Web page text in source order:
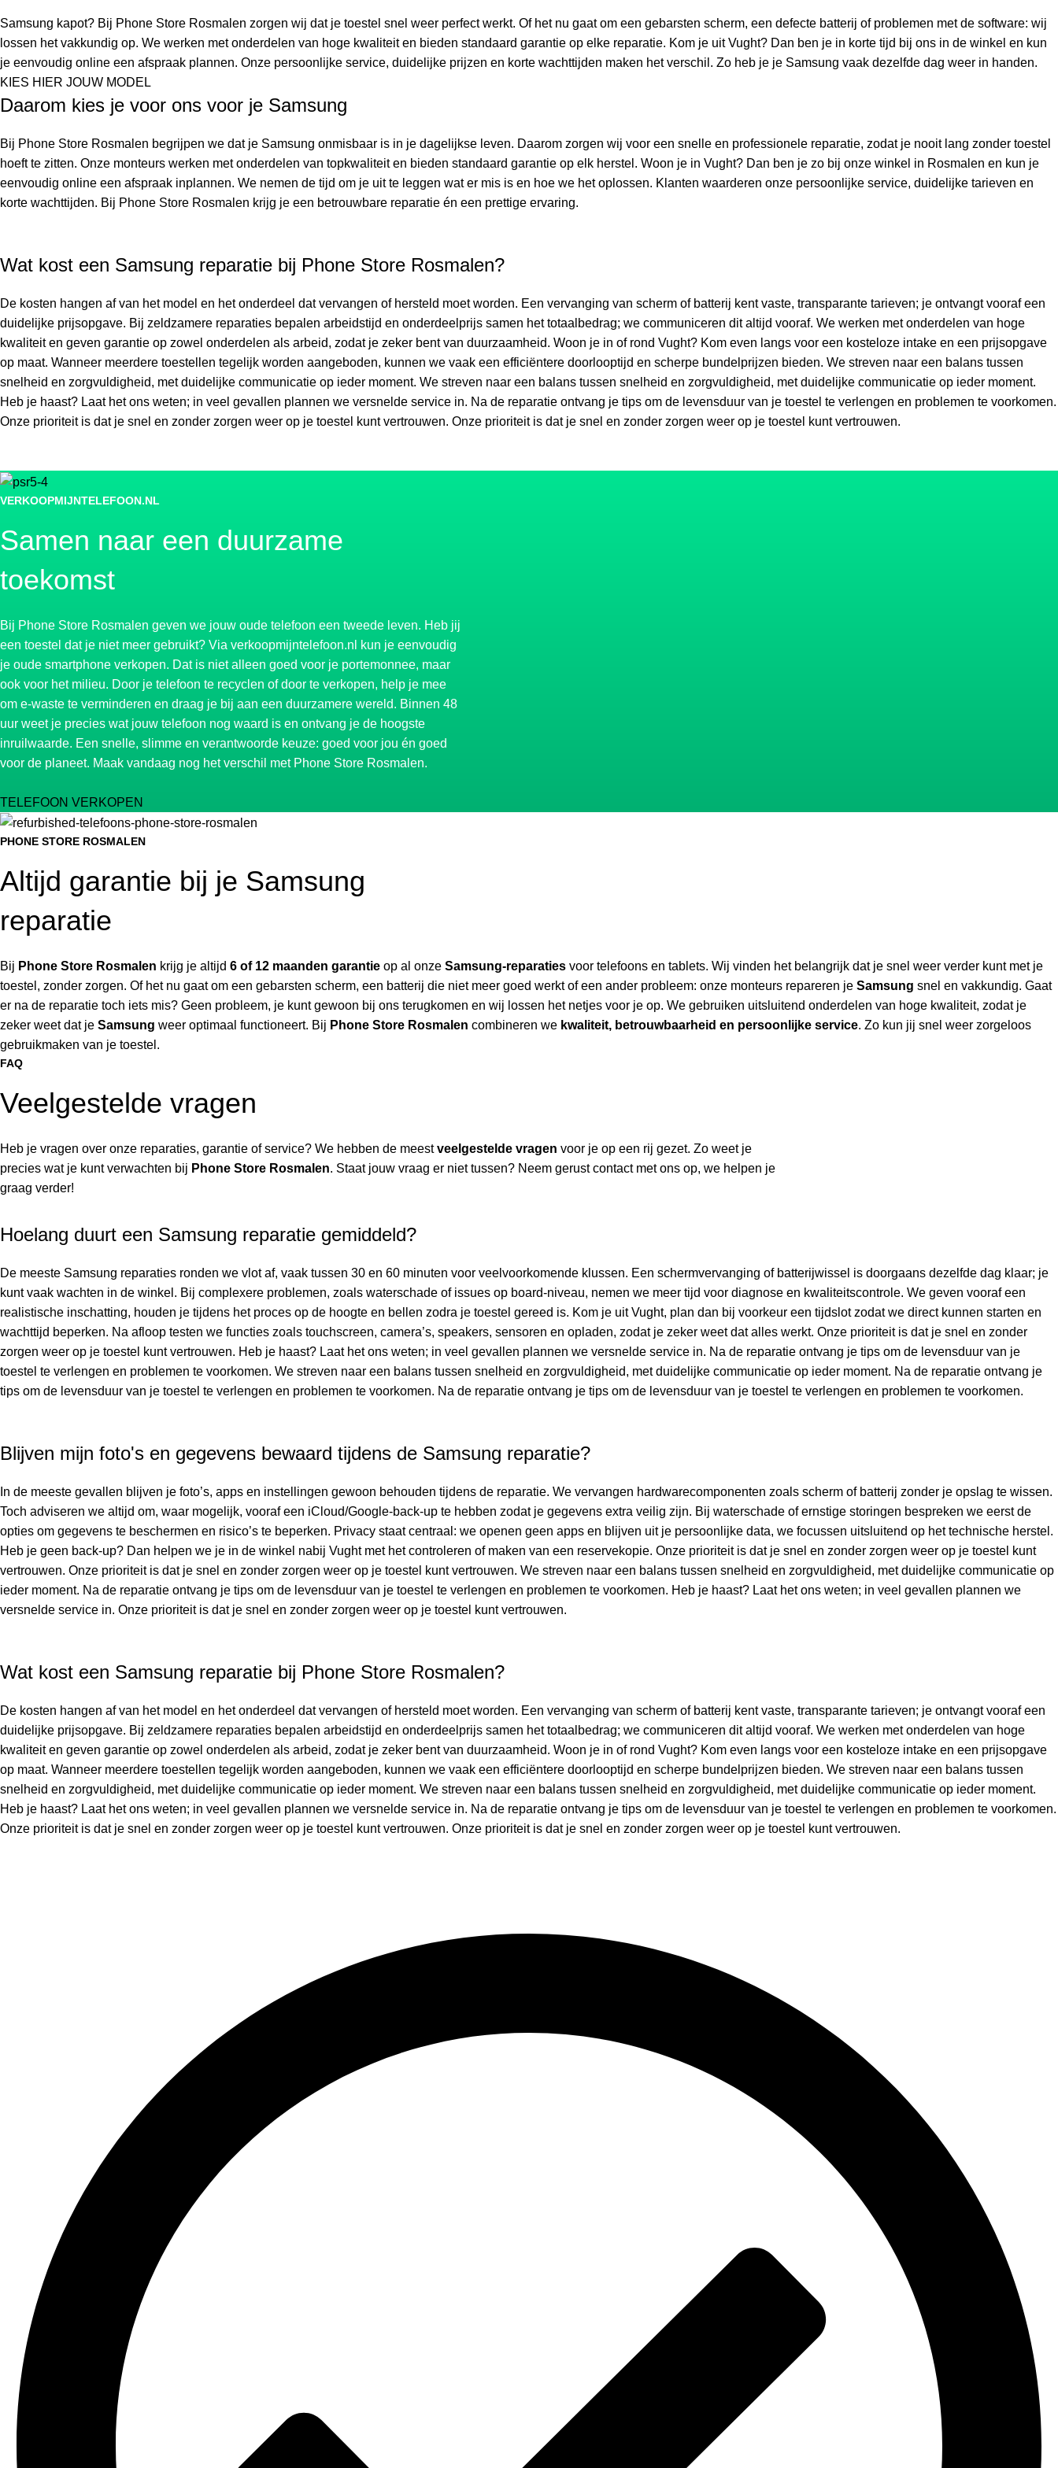
Samsung kapot? Bij Phone Store Rosmalen zorgen wij dat je toestel snel weer perfect werkt. Of het nu gaat om een gebarsten scherm, een defecte batterij of problemen met de software: wij
lossen het vakkundig op. We werken met onderdelen van hoge kwaliteit en bieden standaard garantie op elke reparatie. Kom je uit Vught? Dan ben je in korte tijd bij ons in de winkel en kun
je eenvoudig online een afspraak plannen. Onze persoonlijke service, duidelijke prijzen en korte wachttijden maken het verschil. Zo heb je je Samsung vaak dezelfde dag weer in handen.
KIES HIER JOUW MODEL
Daarom kies je voor ons voor je Samsung
Bij Phone Store Rosmalen begrijpen we dat je Samsung onmisbaar is in je dagelijkse leven. Daarom zorgen wij voor een snelle en professionele reparatie, zodat je nooit lang zonder toestel
hoeft te zitten. Onze monteurs werken met onderdelen van topkwaliteit en bieden standaard garantie op elk herstel. Woon je in Vught? Dan ben je zo bij onze winkel in Rosmalen en kun je
eenvoudig online een afspraak inplannen. We nemen de tijd om je uit te leggen wat er mis is en hoe we het oplossen. Klanten waarderen onze persoonlijke service, duidelijke tarieven en
korte wachttijden. Bij Phone Store Rosmalen krijg je een betrouwbare reparatie én een prettige ervaring.
Wat kost een Samsung reparatie bij Phone Store Rosmalen?
De kosten hangen af van het model en het onderdeel dat vervangen of hersteld moet worden. Een vervanging van scherm of batterij kent vaste, transparante tarieven; je ontvangt vooraf een
duidelijke prijsopgave. Bij zeldzamere reparaties bepalen arbeidstijd en onderdeelprijs samen het totaalbedrag; we communiceren dit altijd vooraf. We werken met onderdelen van hoge
kwaliteit en geven garantie op zowel onderdelen als arbeid, zodat je zeker bent van duurzaamheid. Woon je in of rond Vught? Kom even langs voor een kosteloze intake en een prijsopgave
op maat. Wanneer meerdere toestellen tegelijk worden aangeboden, kunnen we vaak een efficiëntere doorlooptijd en scherpe bundelprijzen bieden. We streven naar een balans tussen
snelheid en zorgvuldigheid, met duidelijke communicatie op ieder moment. We streven naar een balans tussen snelheid en zorgvuldigheid, met duidelijke communicatie op ieder moment.
Heb je haast? Laat het ons weten; in veel gevallen plannen we versnelde service in. Na de reparatie ontvang je tips om de levensduur van je toestel te verlengen en problemen te voorkomen.
Onze prioriteit is dat je snel en zonder zorgen weer op je toestel kunt vertrouwen. Onze prioriteit is dat je snel en zonder zorgen weer op je toestel kunt vertrouwen.
VERKOOPMIJNTELEFOON.NL
Samen naar een duurzame
toekomst
Bij Phone Store Rosmalen geven we jouw oude telefoon een tweede leven. Heb jij
een toestel dat je niet meer gebruikt? Via verkoopmijntelefoon.nl
kun je eenvoudig
je oude smartphone verkopen. Dat is niet alleen goed voor je portemonnee, maar
ook voor het milieu. Door je telefoon te recyclen of door te verkopen, help je mee
om e-waste te verminderen en draag je bij aan een duurzamere wereld. Binnen 48
uur weet je precies wat jouw telefoon nog waard is en ontvang je de hoogste
inruilwaarde. Een snelle, slimme en verantwoorde keuze: goed voor jou én goed
voor de planeet. Maak vandaag nog het verschil met Phone Store Rosmalen.
TELEFOON VERKOPEN
PHONE STORE ROSMALEN
Altijd garantie bij je Samsung
reparatie
Bij Phone Store Rosmalen krijg je altijd 6 of 12 maanden garantie op al onze Samsung-reparaties voor telefoons en tablets. Wij vinden het belangrijk dat je snel weer verder kunt met je
toestel, zonder zorgen. Of het nu gaat om een gebarsten scherm, een batterij die niet meer goed werkt of een ander probleem: onze monteurs repareren je Samsung snel en vakkundig. Gaat
er na de reparatie toch iets mis? Geen probleem, je kunt gewoon bij ons terugkomen en wij lossen het netjes voor je op. We gebruiken uitsluitend onderdelen van hoge kwaliteit, zodat je
zeker weet dat je Samsung weer optimaal functioneert. Bij Phone Store Rosmalen combineren we kwaliteit, betrouwbaarheid en persoonlijke service. Zo kun jij snel weer zorgeloos
gebruikmaken van je toestel.
FAQ
Veelgestelde vragen
Heb je vragen over onze reparaties, garantie of service? We hebben de meestveelgestelde vragen voor je op een rij gezet. Zo weet je
precies wat je kunt verwachten bij Phone Store Rosmalen. Staat jouw vraag er niet tussen? Neem gerust contact met ons op, we helpen je
graag verder!
Hoelang duurt een Samsung reparatie gemiddeld?
De meeste Samsung reparaties ronden we vlot af, vaak tussen 30 en 60 minuten voor veelvoorkomende klussen. Een schermvervanging of batterijwissel is doorgaans dezelfde dag klaar; je
kunt vaak wachten in de winkel. Bij complexere problemen, zoals waterschade of issues op board-niveau, nemen we meer tijd voor diagnose en kwaliteitscontrole. We geven vooraf een
realistische inschatting, houden je tijdens het proces op de hoogte en bellen zodra je toestel gereed is. Kom je uit Vught, plan dan bij voorkeur een tijdslot zodat we direct kunnen starten en
wachttijd beperken. Na afloop testen we functies zoals touchscreen, camera’s, speakers, sensoren en opladen, zodat je zeker weet dat alles werkt. Onze prioriteit is dat je snel en zonder
zorgen weer op je toestel kunt vertrouwen. Heb je haast? Laat het ons weten; in veel gevallen plannen we versnelde service in. Na de reparatie ontvang je tips om de levensduur van je
toestel te verlengen en problemen te voorkomen. We streven naar een balans tussen snelheid en zorgvuldigheid, met duidelijke communicatie op ieder moment. Na de reparatie ontvang je
tips om de levensduur van je toestel te verlengen en problemen te voorkomen. Na de reparatie ontvang je tips om de levensduur van je toestel te verlengen en problemen te voorkomen.
Blijven mijn foto's en gegevens bewaard tijdens de Samsung reparatie?
In de meeste gevallen blijven je foto’s, apps en instellingen gewoon behouden tijdens de reparatie. We vervangen hardwarecomponenten zoals scherm of batterij zonder je opslag te wissen.
Toch adviseren we altijd om, waar mogelijk, vooraf een iCloud/Google-back-up te hebben zodat je gegevens extra veilig zijn. Bij waterschade of ernstige storingen bespreken we eerst de
opties om gegevens te beschermen en risico’s te beperken. Privacy staat centraal: we openen geen apps en blijven uit je persoonlijke data, we focussen uitsluitend op het technische herstel.
Heb je geen back-up? Dan helpen we je in de winkel nabij Vught met het controleren of maken van een reservekopie. Onze prioriteit is dat je snel en zonder zorgen weer op je toestel kunt
vertrouwen. Onze prioriteit is dat je snel en zonder zorgen weer op je toestel kunt vertrouwen. We streven naar een balans tussen snelheid en zorgvuldigheid, met duidelijke communicatie op
ieder moment. Na de reparatie ontvang je tips om de levensduur van je toestel te verlengen en problemen te voorkomen. Heb je haast? Laat het ons weten; in veel gevallen plannen we
versnelde service in. Onze prioriteit is dat je snel en zonder zorgen weer op je toestel kunt vertrouwen.
Wat kost een Samsung reparatie bij Phone Store Rosmalen?
De kosten hangen af van het model en het onderdeel dat vervangen of hersteld moet worden. Een vervanging van scherm of batterij kent vaste, transparante tarieven; je ontvangt vooraf een
duidelijke prijsopgave. Bij zeldzamere reparaties bepalen arbeidstijd en onderdeelprijs samen het totaalbedrag; we communiceren dit altijd vooraf. We werken met onderdelen van hoge
kwaliteit en geven garantie op zowel onderdelen als arbeid, zodat je zeker bent van duurzaamheid. Woon je in of rond Vught? Kom even langs voor een kosteloze intake en een prijsopgave
op maat. Wanneer meerdere toestellen tegelijk worden aangeboden, kunnen we vaak een efficiëntere doorlooptijd en scherpe bundelprijzen bieden. We streven naar een balans tussen
snelheid en zorgvuldigheid, met duidelijke communicatie op ieder moment. We streven naar een balans tussen snelheid en zorgvuldigheid, met duidelijke communicatie op ieder moment.
Heb je haast? Laat het ons weten; in veel gevallen plannen we versnelde service in. Na de reparatie ontvang je tips om de levensduur van je toestel te verlengen en problemen te voorkomen.
Onze prioriteit is dat je snel en zonder zorgen weer op je toestel kunt vertrouwen. Onze prioriteit is dat je snel en zonder zorgen weer op je toestel kunt vertrouwen.